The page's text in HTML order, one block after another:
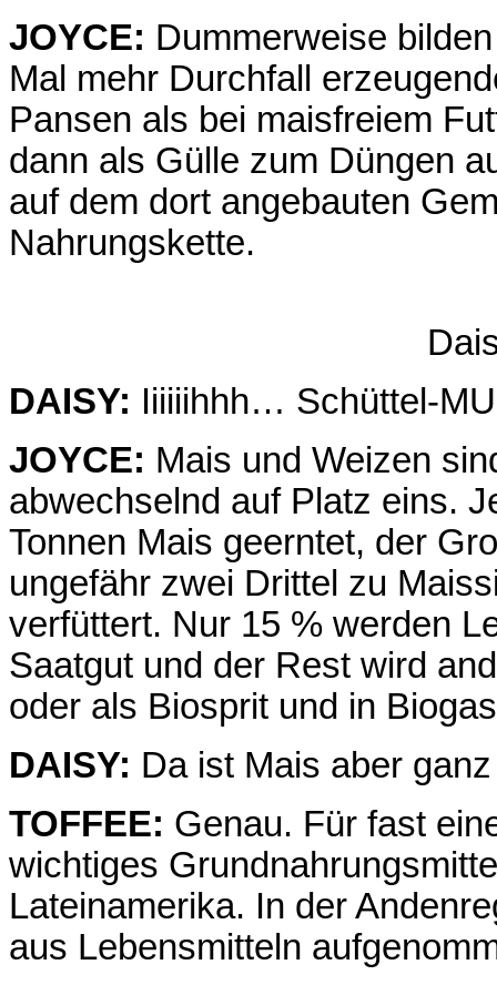
JOYCE: Dummerweise
Mal mehr Durchfall
Pansen als bei maisfreiem
dann als Gülle zum Düngen
auf dem dort angebauten
Nahrungskette.
DAISY: Iiiiiihhh… Schüttel-
JOYCE: Mais und Weizen
abwechselnd auf Platz eins.
Tonnen Mais geerntet, der
ungefähr zwei Drittel zu
verfüttert. Nur 15 % werden
Saatgut und der Rest wird
oder als Biosprit und in
DAISY: Da ist Mais aber
TOFFEE: Genau. Für fast
wichtiges
Lateinamerika. In der
aus Lebensmitteln